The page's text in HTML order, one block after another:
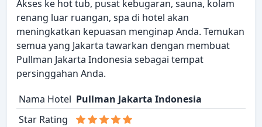
Akses ke hot tub, pusat kebugaran, sauna, kolam
renang luar ruangan, spa di hotel akan
meningkatkan kepuasan menginap Anda. Temukan
semua yang Jakarta tawarkan dengan membuat
Pullman Jakarta Indonesia sebagai tempat
persinggahan Anda.
Nama Hotel Pullman Jakarta Indonesia
Star Rating